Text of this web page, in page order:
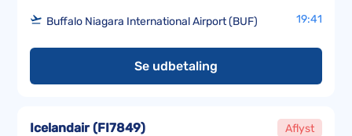
Buffalo Niagara International Airport (BUF) 19:41
Se udbetaling
Icelandair(FI7849) Aflyst